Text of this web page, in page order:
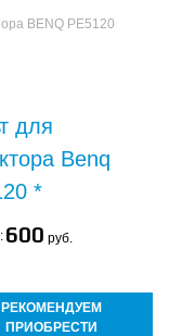
BENQ PE5120
для
Benq
*
600 руб.
РЕКОМЕНДУЕМ
ПРИОБРЕСТИ